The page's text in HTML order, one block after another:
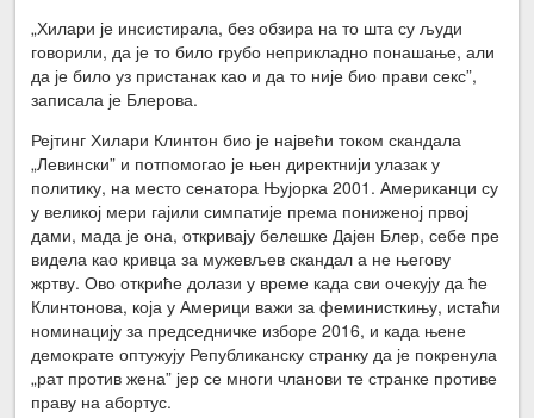
„Хилари је инсистирала, без обзира на то шта су људи
говорили, да је то било грубо неприкладно понашање, али
да је било уз пристанак као и да то није био прави секс”,
записала је Блерова.
Рејтинг Хилари Клинтон био је највећи током скандала
„Левински” и потпомогао је њен директнији улазак у
политику, на место сенатора Њујорка 2001. Американци су
у великој мери гајили симпатије према пониженој првој
дами, мада је она, откривају белешке Дајен Блер, себе пре
видела као кривца за мужевљев скандал а не његову
жртву. Ово откриће долази у време када сви очекују да ће
Клинтонова, која у Америци важи за феминисткињу, истаћи
номинацију за председничке изборе 2016, и када њене
демократе оптужују Републиканску странку да је покренула
„рат против жена” јер се многи чланови те странке противе
праву на абортус.